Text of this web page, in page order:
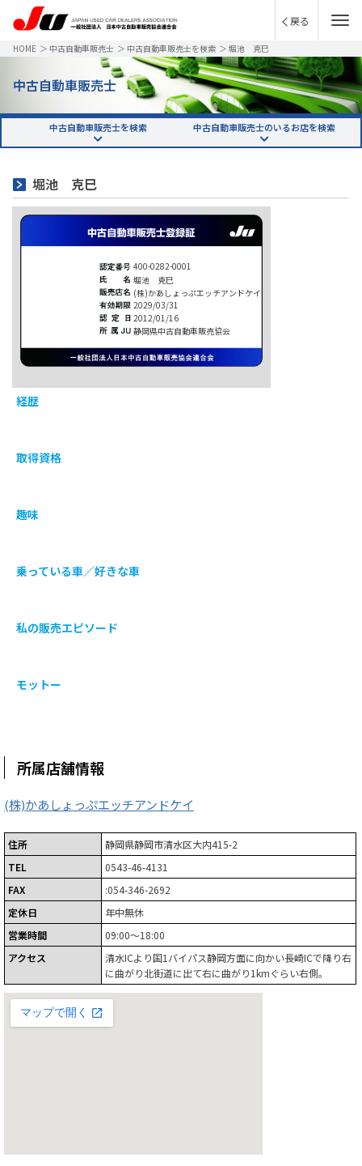
戻る
HOME ＞ 中古自動車販売士 ＞ 中古自動車販売士を検索 ＞ 堀池 克巳
中古自動車販売士
中古自動車販売士を検索 中古自動車販売士のいるお店を検索
堀池 克巳
400-0282-0001
堀池 克巳
(株)かあしょっぷエッチアンドケイ
2029/03/31
2012/01/16
静岡県中古自動車販売協会
経歴
取得資格
趣味
乗っている車／好きな車
私の販売エピソード
モットー
所属店舗情報
(株)かあしょっぷエッチアンドケイ
住所
静岡県静岡市清水区大内415-2
TEL
0543-46-4131
FAX
:054-346-2692
定休日
年中無休
営業時間
09:00～18:00
アクセス
清水ICより国1バイパス静岡方面に向かい長崎ICで降り右
に曲がり北街道に出て右に曲がり1kmぐらい右側。